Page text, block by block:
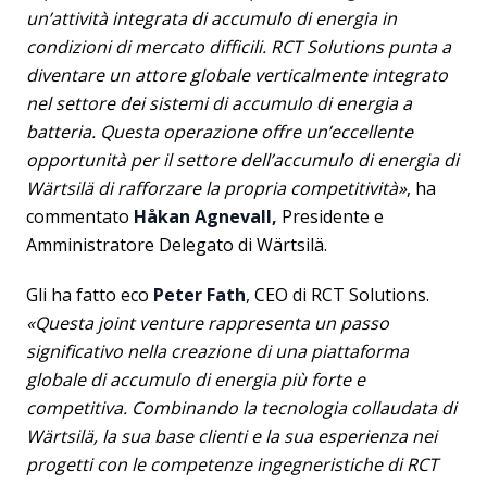
un’attività integrata di accumulo di energia in
condizioni di mercato difficili. RCT Solutions punta a
diventare un attore globale verticalmente integrato
nel settore dei sistemi di accumulo di energia a
batteria. Questa operazione offre un’eccellente
opportunità per il settore dell’accumulo di energia di
Wärtsilä di rafforzare la propria competitività», ha
commentato Håkan Agnevall, Presidente e
Amministratore Delegato di Wärtsilä.
Gli ha fatto eco Peter Fath, CEO di RCT Solutions.
«Questa joint venture rappresenta un passo
significativo nella creazione di una piattaforma
globale di accumulo di energia più forte e
competitiva. Combinando la tecnologia collaudata di
Wärtsilä, la sua base clienti e la sua esperienza nei
progetti con le competenze ingegneristiche di RCT